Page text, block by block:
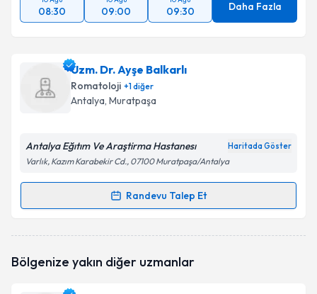
08:30 09:00 09:30 Daha Fazla
Uzm. Dr. Ayşe Balkarlı
Romatoloji +1diğer
Antalya, Muratpaşa
Antalya Eğıtım Ve Araştirma Hastanesı Haritada Göster
Varlık, Kazım Karabekir Cd., 07100 Muratpaşa/Antalya
Randevu Talep Et
Randevu Takvimi Talebi
oluşturun. Size bu uzmandan randevu almanız için bir
Bölgenize yakın diğer uzmanlar